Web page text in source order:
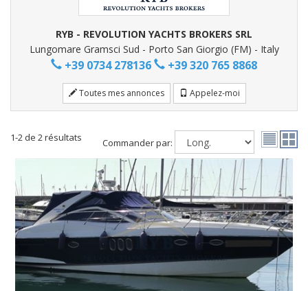
RYB - REVOLUTION YACHTS BROKERS SRL
Lungomare Gramsci Sud - Porto San Giorgio (FM) - Italy
+39 0734 278136 +39 320 765 8868
Toutes mes annonces Appelez-moi
1-2 de 2 résultats Commander par: